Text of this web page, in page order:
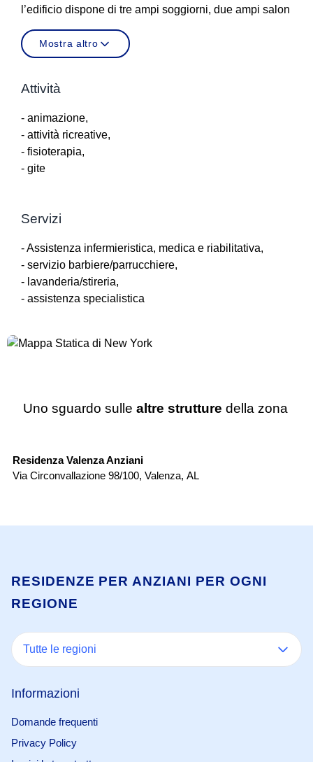
l’edificio dispone di tre ampi soggiorni, due ampi salon
Mostra altro
Attività
- animazione,
- attività ricreative,
- fisioterapia,
- gite
Servizi
- Assistenza infermieristica, medica e riabilitativa,
- servizio barbiere/parrucchiere,
- lavanderia/stireria,
- assistenza specialistica
Uno sguardo sulle altre strutture della zona
Residenza Valenza Anziani
Via Circonvallazione 98/100, Valenza, AL
RESIDENZE PER ANZIANI PER OGNI
REGIONE
Tutte le regioni
Informazioni
Domande frequenti
Privacy Policy